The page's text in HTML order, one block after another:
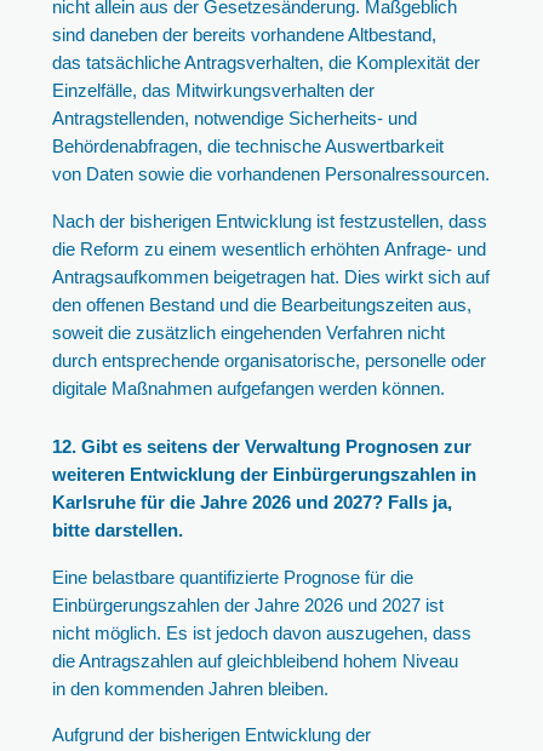
nicht allein aus der Gesetzesänderung. Maßgeblich
sind daneben der bereits vorhandene Altbestand,
das tatsächliche Antragsverhalten, die Komplexität der
Einzelfälle, das Mitwirkungsverhalten der
Antragstellenden, notwendige Sicherheits- und
Behördenabfragen, die technische Auswertbarkeit
von Daten sowie die vorhandenen Personalressourcen.
Nach der bisherigen Entwicklung ist festzustellen, dass
die Reform zu einem wesentlich erhöhten Anfrage- und
Antragsaufkommen beigetragen hat. Dies wirkt sich auf
den offenen Bestand und die Bearbeitungszeiten aus,
soweit die zusätzlich eingehenden Verfahren nicht
durch entsprechende organisatorische, personelle oder
digitale Maßnahmen aufgefangen werden können.
12. Gibt es seitens der Verwaltung Prognosen zur
weiteren Entwicklung der Einbürgerungszahlen in
Karlsruhe für die Jahre 2026 und 2027? Falls ja,
bitte darstellen.
Eine belastbare quantifizierte Prognose für die
Einbürgerungszahlen der Jahre 2026 und 2027 ist
nicht möglich. Es ist jedoch davon auszugehen, dass
die Antragszahlen auf gleichbleibend hohem Niveau
in den kommenden Jahren bleiben.
Aufgrund der bisherigen Entwicklung der